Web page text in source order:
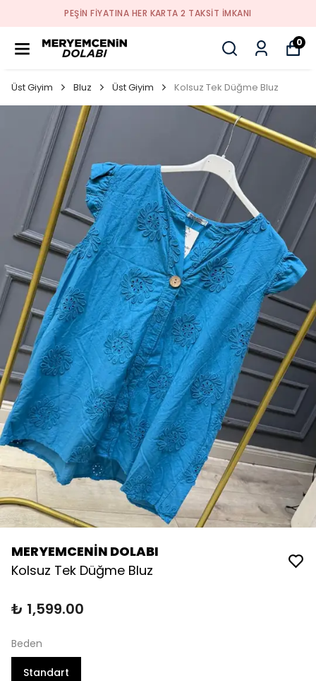
PEŞİN FİYATINA HER KARTA 2 TAKSİT İMKANI
0
Üst Giyim Bluz Üst Giyim Kolsuz Tek Düğme Bluz
MERYEMCENİN DOLABI
Kolsuz Tek Düğme Bluz
₺ 1,599.00
Beden
Standart